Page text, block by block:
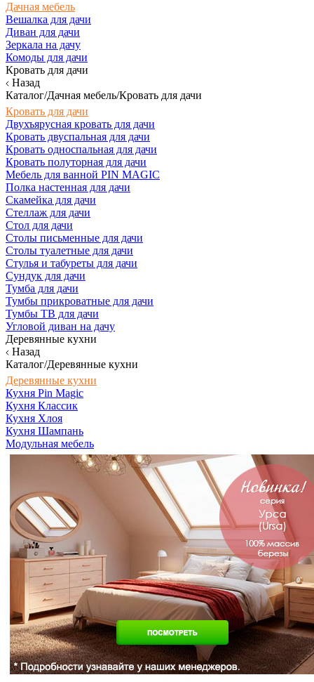
Дачная мебель
Вешалка для дачи
Диван для дачи
Зеркала на дачу
Комоды для дачи
Кровать для дачи
Назад
Каталог/Дачная мебель/Кровать для дачи
Кровать для дачи
Двухъярусная кровать для дачи
Кровать двуспальная для дачи
Кровать односпальная для дачи
Кровать полуторная для дачи
Мебель для ванной PIN MAGIC
Полка настенная для дачи
Скамейка для дачи
Стеллаж для дачи
Стол для дачи
Столы письменные для дачи
Столы туалетные для дачи
Стулья и табуреты для дачи
Сундук для дачи
Тумба для дачи
Тумбы прикроватные для дачи
Тумбы ТВ для дачи
Угловой диван на дачу
Деревянные кухни
Назад
Каталог/Деревянные кухни
Деревянные кухни
Кухня Pin Magic
Кухня Классик
Кухня Хлоя
Кухня Шампань
Модульная мебель